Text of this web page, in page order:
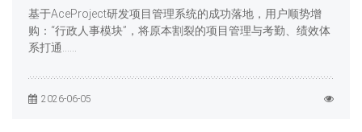
基于AceProject研发项目管理系统的成功落地，用户顺势增
购：“行政人事模块”，将原本割裂的项目管理与考勤、绩效体
系打通……
2026-06-05